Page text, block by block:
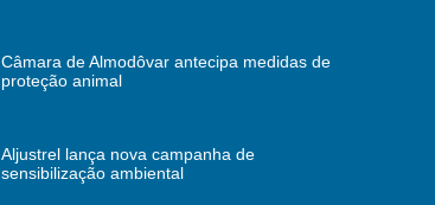
Câmara de Almodôvar antecipa medidas de
proteção animal
Aljustrel lança nova campanha de
sensibilização ambiental